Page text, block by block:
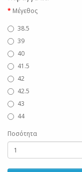
Μέγεθος
38.5
39
40
41.5
42
42.5
43
44
Ποσότητα